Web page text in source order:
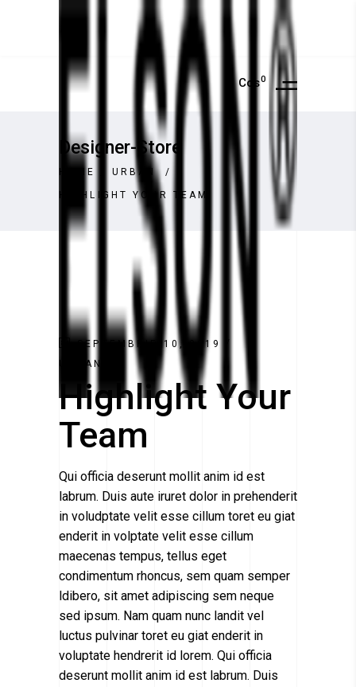
Cos0
Designer-Store
HOME URBAN /
HIGHLIGHT YOUR TEAM
SEPTEMBRIE 10, 2019
URBAN
Highlight Your
Team
Qui officia deserunt mollit anim id est
labrum. Duis aute iruret dolor in prehenderit
in voludptate velit esse cillum toret eu giat
enderit in volptate velit esse cillum
maecenas tempus, tellus eget
condimentum rhoncus, sem quam semper
ldibero, sit amet adipiscing sem neque
sed ipsum. Nam quam nunc landit vel
luctus pulvinar toret eu giat enderit in
voluptate hendrerit id lorem. Qui officia
deserunt mollit anim id est labrum. Duis